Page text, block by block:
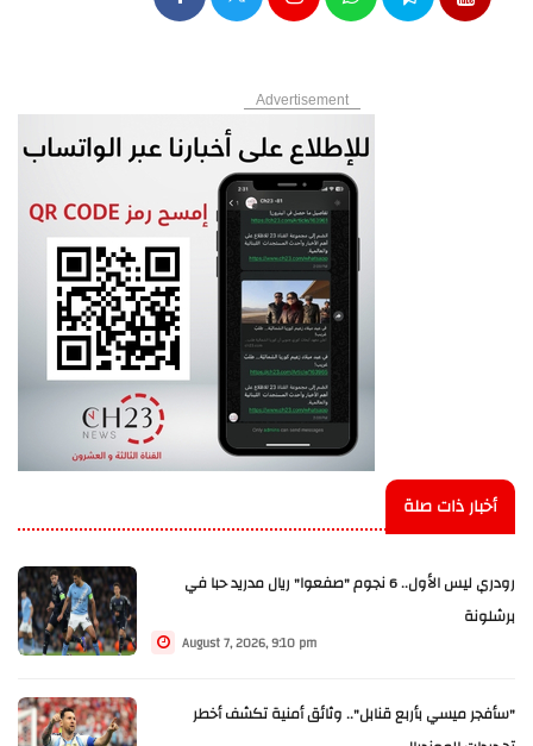
Advertisement
أخبار ذات صلة
رودري ليس الأول.. 6 نجوم "صفعوا" ريال مدريد حبا في
برشلونة
August 7, 2026, 9:10 pm
"سأفجر ميسي بأربع قنابل".. وثائق أمنية تكشف أخطر